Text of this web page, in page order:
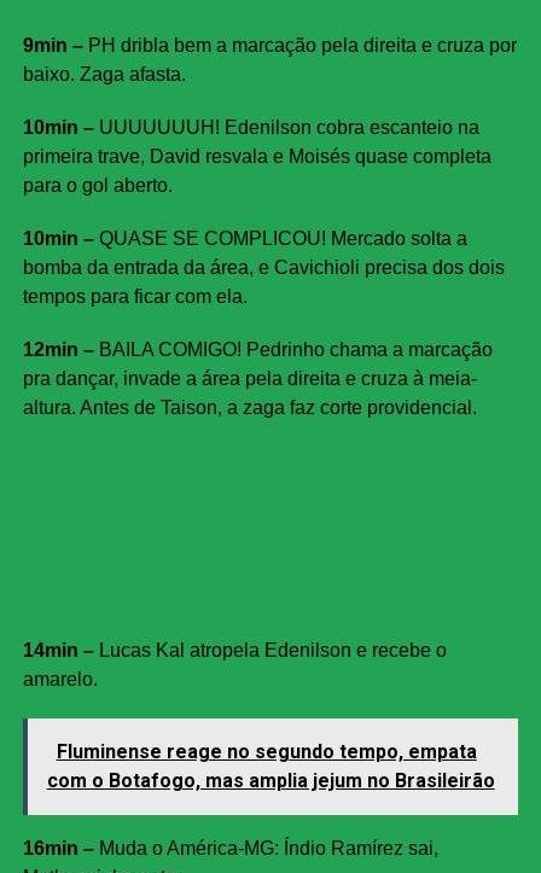
9min – PH dribla bem a marcação pela direita e cruza por
baixo. Zaga afasta.
10min – UUUUUUUH! Edenilson cobra escanteio na
primeira trave, David resvala e Moisés quase completa
para o gol aberto.
10min – QUASE SE COMPLICOU! Mercado solta a
bomba da entrada da área, e Cavichioli precisa dos dois
tempos para ficar com ela.
12min – BAILA COMIGO! Pedrinho chama a marcação
pra dançar, invade a área pela direita e cruza à meia-
altura. Antes de Taison, a zaga faz corte providencial.
14min – Lucas Kal atropela Edenilson e recebe o
amarelo.
Fluminense reage no segundo tempo, empata
com o Botafogo, mas amplia jejum no Brasileirão
16min – Muda o América-MG: Índio Ramírez sai,